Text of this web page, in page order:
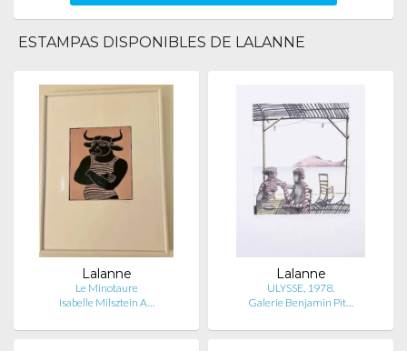
ESTAMPAS DISPONIBLES DE LALANNE
Lalanne
Le Minotaure
Isabelle Milsztein A…
Lalanne
ULYSSE, 1978.
Galerie Benjamin Pit…